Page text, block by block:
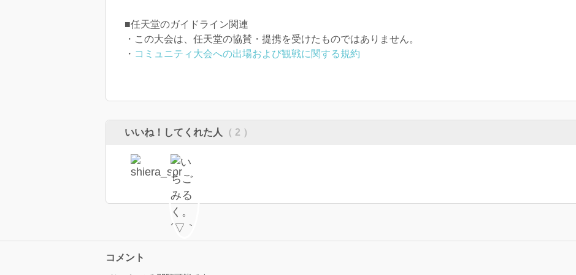
■任天堂のガイドライン関連
・この大会は、任天堂の協賛・提携を受けたものではありません。
・ コミュニティ大会への出場および観戦に関する規約
いいね！してくれた人 （ 2 ）
コメント